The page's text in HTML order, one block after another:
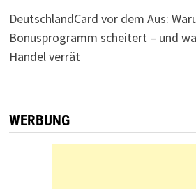
DeutschlandCard vor dem Aus:
Bonusprogramm scheitert – und
Handel verrät
WERBUNG